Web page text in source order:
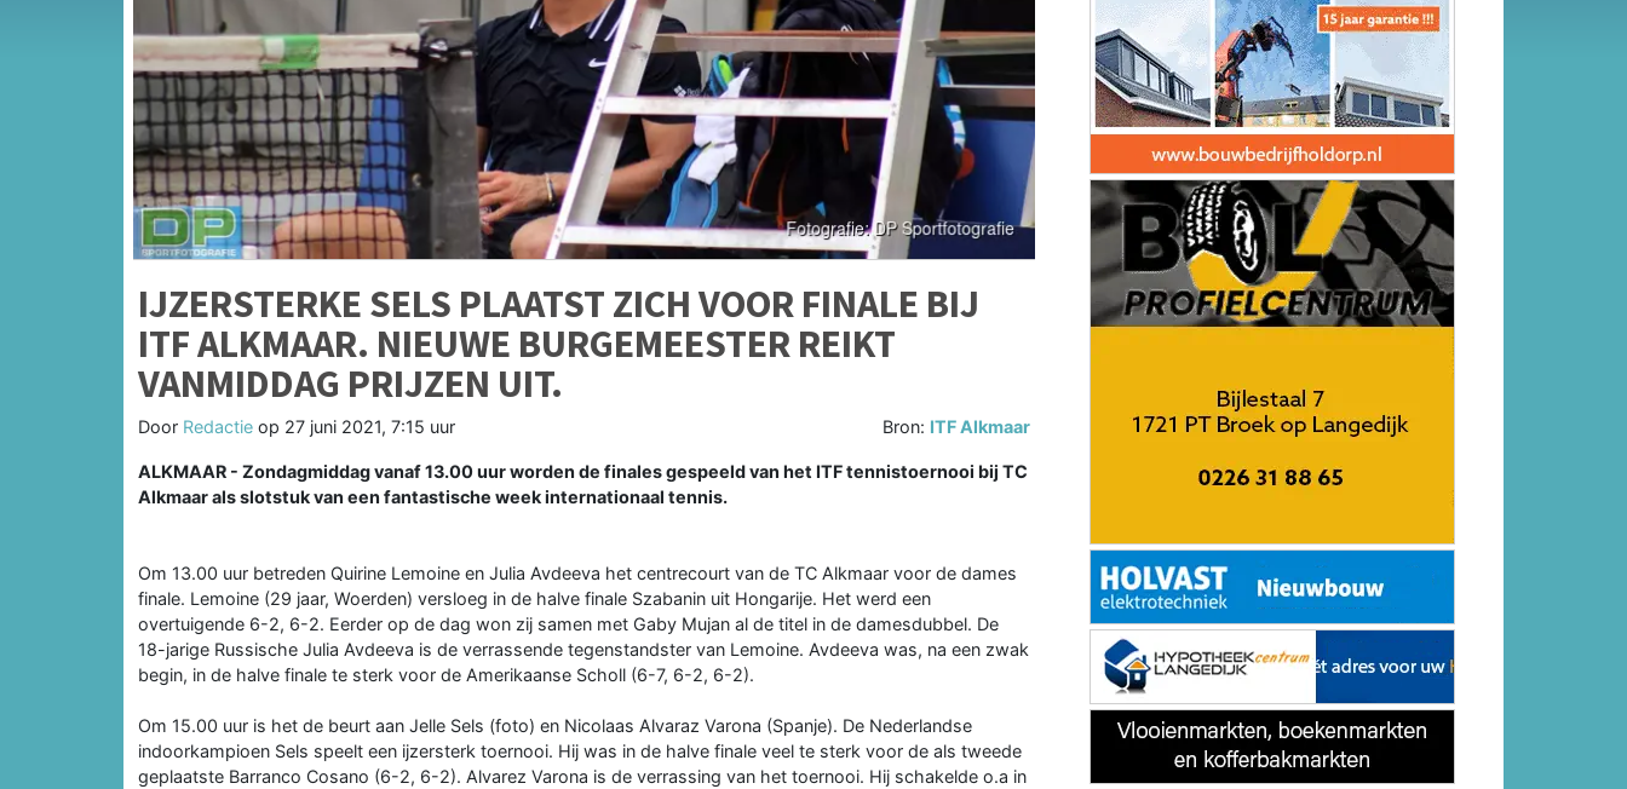
IJZERSTERKE SELS PLAATST ZICH VOOR FINALE BIJ
ITF ALKMAAR. NIEUWE BURGEMEESTER REIKT
VANMIDDAG PRIJZEN UIT.
Door Redactie op 27 juni 2021, 7:15 uur Bron: ITF Alkmaar
ALKMAAR - Zondagmiddag vanaf 13.00 uur worden de finales gespeeld van het ITF tennistoernooi bij TC
Alkmaar als slotstuk van een fantastische week internationaal tennis.
Om 13.00 uur betreden Quirine Lemoine en Julia Avdeeva het centrecourt van de TC Alkmaar voor de dames
finale. Lemoine (29 jaar, Woerden) versloeg in de halve finale Szabanin uit Hongarije. Het werd een
overtuigende 6-2, 6-2. Eerder op de dag won zij samen met Gaby Mujan al de titel in de damesdubbel. De
18-jarige Russische Julia Avdeeva is de verrassende tegenstandster van Lemoine. Avdeeva was, na een zwak
begin, in de halve finale te sterk voor de Amerikaanse Scholl (6-7, 6-2, 6-2).
Om 15.00 uur is het de beurt aan Jelle Sels (foto) en Nicolaas Alvaraz Varona (Spanje). De Nederlandse
indoorkampioen Sels speelt een ijzersterk toernooi. Hij was in de halve finale veel te sterk voor de als tweede
geplaatste Barranco Cosano (6-2, 6-2). Alvarez Varona is de verrassing van het toernooi. Hij schakelde o.a in